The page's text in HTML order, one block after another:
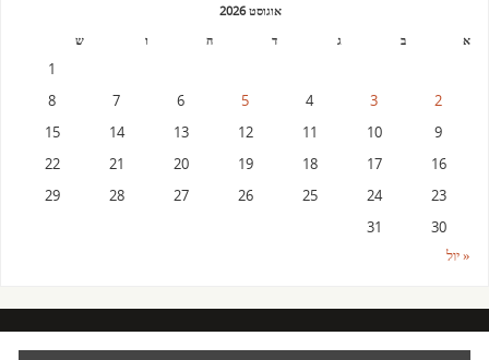
אוגוסט 2026
א
ב ג ד ה ו ש
1
2
3
4
5
6
7
8
9
10
11
12
13
14
15
16
17
18
19
20
21
22
23
24
25
26
27
28
29
30
31
« יול